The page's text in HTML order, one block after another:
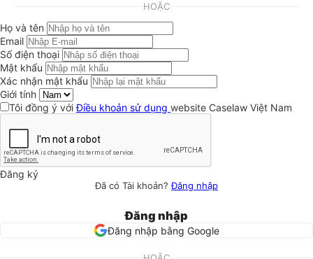
HOẶC
Họ và tên
Email
Số điện thoại
Mật khẩu
Xác nhận mật khẩu
Giới tính
Tôi đồng ý vớiĐiều khoản sử dụng website Caselaw Việt Nam
Đăng ký
Đã có Tài khoản?Đăng nhập
Đăng nhập
Đăng nhập bằng Google